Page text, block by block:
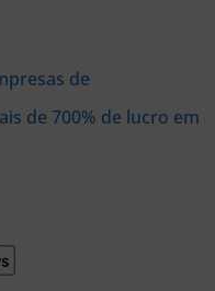
de
de 700% de lucro em